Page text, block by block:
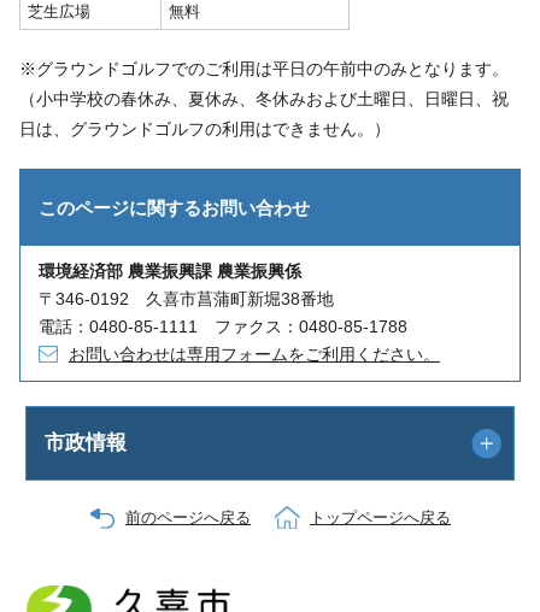
芝生広場
無料
※グラウンドゴルフでのご利用は平日の午前中のみとなります。
（小中学校の春休み、夏休み、冬休みおよび土曜日、日曜日、祝
日は、グラウンドゴルフの利用はできません。）
このページに関するお問い合わせ
環境経済部 農業振興課 農業振興係
〒346-0192 久喜市菖蒲町新堀38番地
電話：0480-85-1111 ファクス：0480-85-1788
お問い合わせは専用フォームをご利用ください。
市政情報
前のページへ戻る トップページへ戻る